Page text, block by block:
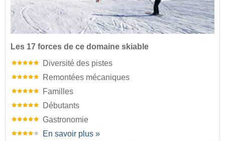
Les 17 forces de ce domaine skiable
Diversité des pistes
Remontées mécaniques
Familles
Débutants
Gastronomie
En savoir plus »